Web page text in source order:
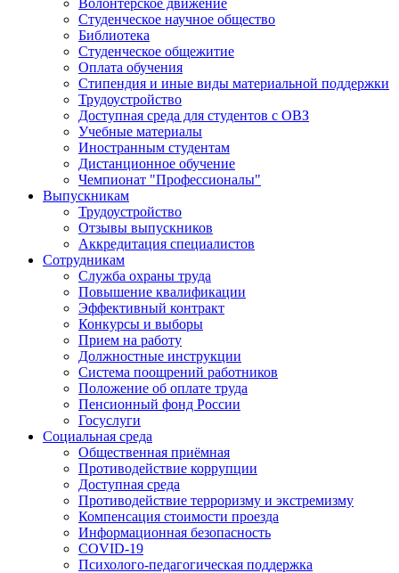
Волонтерское движение
Студенческое научное общество
Библиотека
Студенческое общежитие
Оплата обучения
Стипендия и иные виды материальной поддержки
Трудоустройство
Доступная среда для студентов с ОВЗ
Учебные материалы
Иностранным студентам
Дистанционное обучение
Чемпионат "Профессионалы"
Выпускникам
Трудоустройство
Отзывы выпускников
Аккредитация специалистов
Сотрудникам
Служба охраны труда
Повышение квалификации
Эффективный контракт
Конкурсы и выборы
Прием на работу
Должностные инструкции
Система поощрений работников
Положение об оплате труда
Пенсионный фонд России
Госуслуги
Социальная среда
Общественная приёмная
Противодействие коррупции
Доступная среда
Противодействие терроризму и экстремизму
Компенсация стоимости проезда
Информационная безопасность
COVID-19
Психолого-педагогическая поддержка